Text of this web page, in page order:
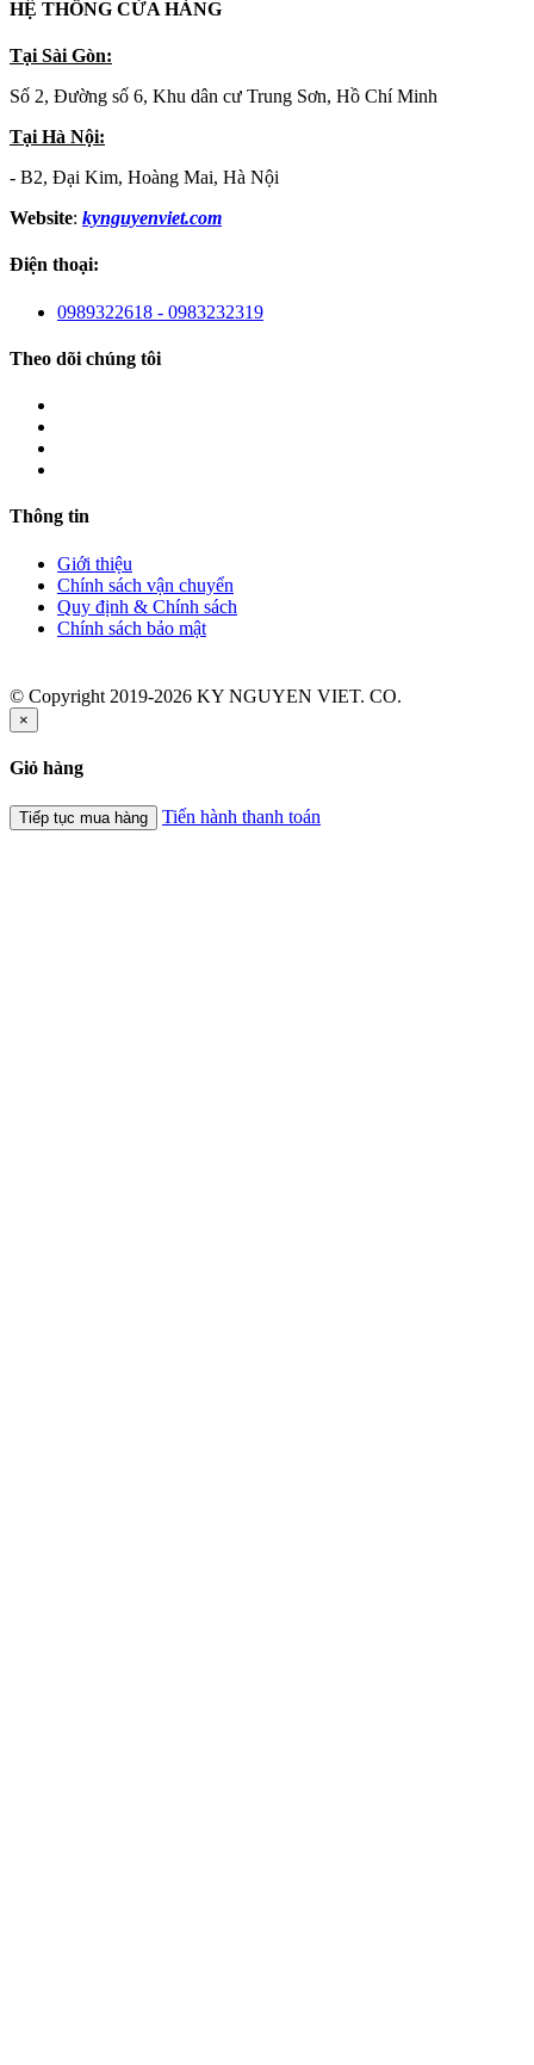
HỆ THỐNG CỬA HÀNG
Tại Sài Gòn:
Số 2, Đường số 6, Khu dân cư Trung Sơn, Hồ Chí Minh
Tại Hà Nội:
- B2, Đại Kim, Hoàng Mai, Hà Nội
Website: kynguyenviet.com
Điện thoại:
0989322618 - 0983232319
Theo dõi chúng tôi
Thông tin
Giới thiệu
Chính sách vận chuyển
Quy định & Chính sách
Chính sách bảo mật
© Copyright 2019-2026 KY NGUYEN VIET. CO.
×
Giỏ hàng
Tiếp tục mua hàng Tiến hành thanh toán